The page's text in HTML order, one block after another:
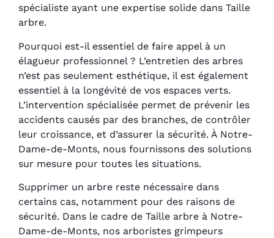
spécialiste ayant une expertise solide dans Taille
arbre.
Pourquoi est-il essentiel de faire appel à un
élagueur professionnel ? L’entretien des arbres
n’est pas seulement esthétique, il est également
essentiel à la longévité de vos espaces verts.
L’intervention spécialisée permet de prévenir les
accidents causés par des branches, de contrôler
leur croissance, et d’assurer la sécurité. À Notre-
Dame-de-Monts, nous fournissons des solutions
sur mesure pour toutes les situations.
Supprimer un arbre reste nécessaire dans
certains cas, notamment pour des raisons de
sécurité. Dans le cadre de Taille arbre à Notre-
Dame-de-Monts, nos arboristes grimpeurs